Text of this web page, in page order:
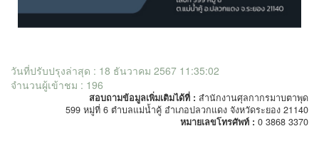
วันที่ปรับปรุงล่าสุด : 18 ธันวาคม 2567 11:35:02
จำนวนผู้เข้าชม : 196
สอบถามข้อมูลเพิ่มเติมได้ที่ : สำนักงานศุลกากรมาบตาพุด
599 หมู่ที่ 6 ตำบลแม่น้ำคู้ อำเภอปลวกแดง จังหวัดระยอง 21140
หมายเลขโทรศัพท์ : 0 3868 3370